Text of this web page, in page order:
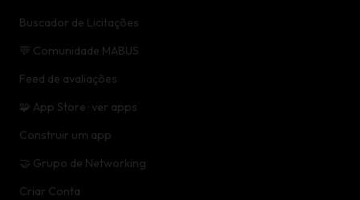
Buscador de Licitações
💬 Comunidade MABUS
Feed de avaliações
🧩 App Store · ver apps
Construir um app
🤝 Grupo de Networking
Criar Conta